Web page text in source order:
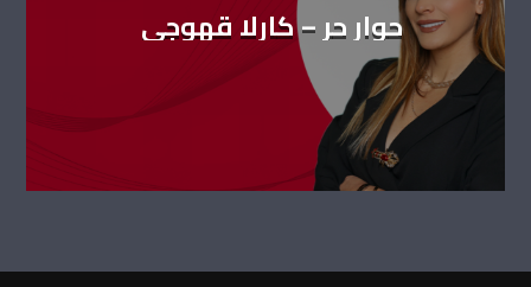
حوار حر – كارلا قهوجي